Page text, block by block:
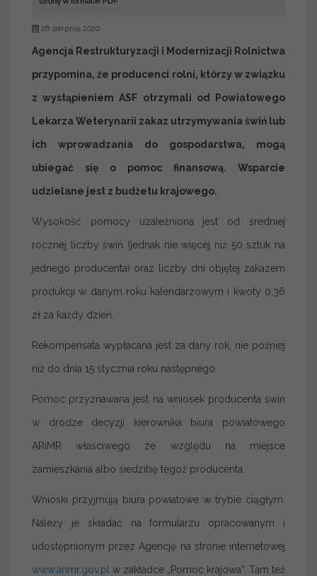
26 sierpnia 2020
Agencja Restrukturyzacji i Modernizacji Rolnictwa
przypomina, że producenci rolni, którzy w związku
z wystąpieniem ASF otrzymali od Powiatowego
Lekarza Weterynarii zakaz utrzymywania świń lub
ich wprowadzania do gospodarstwa, mogą
ubiegać się o pomoc finansową. Wsparcie
udzielane jest z budżetu krajowego.
Wysokość pomocy uzależniona jest od średniej
rocznej liczby świń (jednak nie więcej niż 50 sztuk na
jednego producenta) oraz liczby dni objętej zakazem
produkcji w danym roku kalendarzowym i kwoty 0,36
zł za każdy dzień.
Rekompensata wypłacana jest za dany rok, nie później
niż do dnia 15 stycznia roku następnego.
Pomoc przyznawana jest na wniosek producenta świń
w drodze decyzji kierownika biura powiatowego
ARiMR właściwego ze względu na miejsce
zamieszkania albo siedzibę tegoż producenta.
Wnioski przyjmują biura powiatowe w trybie ciągłym.
Należy je składać na formularzu opracowanym i
udostępnionym przez Agencję na stronie internetowej
www.arimr.gov.pl w zakładce „Pomoc krajowa”. Tam też